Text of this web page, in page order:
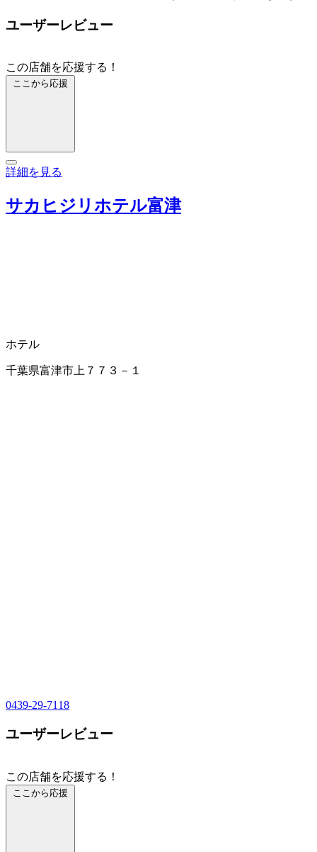
ユーザーレビュー
この店舗を応援する！
ここから応援
詳細を見る
サカヒジリホテル富津
ホテル
千葉県富津市上７７３－１
0439-29-7118
ユーザーレビュー
この店舗を応援する！
ここから応援